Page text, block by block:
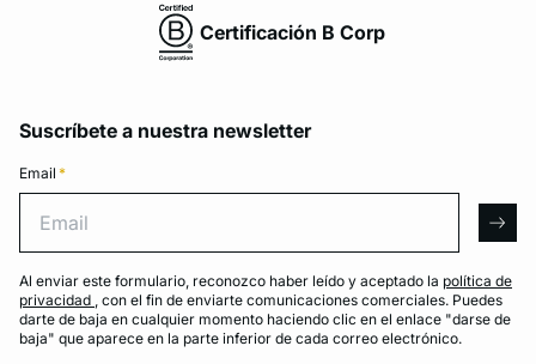
Certificación B Corp
Suscríbete a nuestra newsletter
Email *
Al enviar este formulario, reconozco haber leído y aceptado la política de
privacidad , con el fin de enviarte comunicaciones comerciales. Puedes
darte de baja en cualquier momento haciendo clic en el enlace "darse de
baja" que aparece en la parte inferior de cada correo electrónico.